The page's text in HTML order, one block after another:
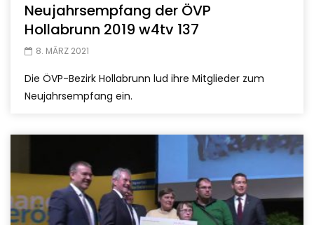
Neujahrsempfang der ÖVP
Hollabrunn 2019 w4tv 137
8. MÄRZ 2021
Die ÖVP-Bezirk Hollabrunn lud ihre Mitglieder zum
Neujahrsempfang ein.